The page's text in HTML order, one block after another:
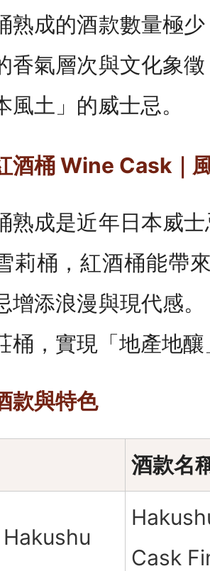
熟成的酒款數量極
香氣層次與文化象
風土」的威士忌。
酒桶 Wine Cask｜
熟成是近年日本威
莉桶，紅酒桶能帶
增添浪漫與現代感
桶，實現「地產地
款與特色
酒款名
Cask